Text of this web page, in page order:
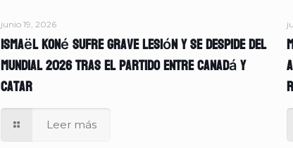
junio 19, 2026
Ismaël Koné sufre grave lesión y se despide del
Mundial 2026 tras el partido entre Canadá y
Catar
Leer más